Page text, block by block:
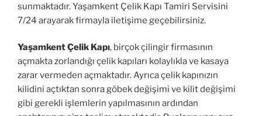
sunmaktadır. Yaşamkent Çelik Kapı Tamiri Servisini
7/24 arayarak firmayla iletişime geçebilirsiniz.
Yaşamkent Çelik Kapı, birçok çilingir firmasının
açmakta zorlandığı çelik kapıları kolaylıkla ve kasaya
zarar vermeden açmaktadır. Ayrıca çelik kapınızın
kilidini açtıktan sonra göbek değişimi ve kilit değişimi
gibi gerekli işlemlerin yapılmasının ardından